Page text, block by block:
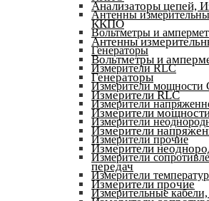
Антенны
Вольтметры и
Генераторы
Измерители RLC
Измерители мощности
Измерители
Измерители
Измерители прочие
Измерители
Измерители
Измерительные
Анализаторы цепей,
ККПО
Антенны
Вольтметры и
Генераторы
Измерители RLC
Измерители
Измерители
Измерители
передач
Измерители прочие